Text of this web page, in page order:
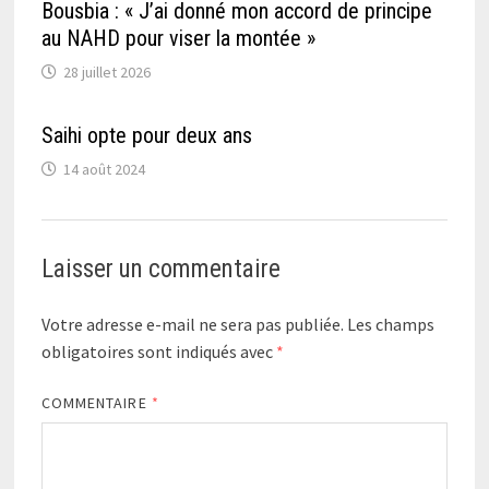
Bousbia : « J’ai donné mon accord de principe
au NAHD pour viser la montée »
28 juillet 2026
Saihi opte pour deux ans
14 août 2024
Laisser un commentaire
Votre adresse e-mail ne sera pas publiée. Les champs
obligatoires sont indiqués avec *
COMMENTAIRE *